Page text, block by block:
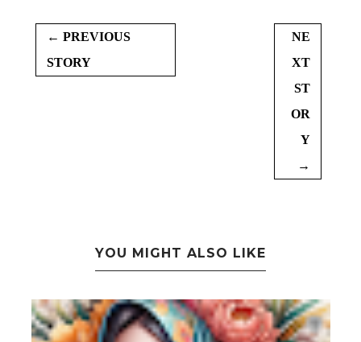
← PREVIOUS
STORY
NE
XT
ST
OR
Y
→
YOU MIGHT ALSO LIKE